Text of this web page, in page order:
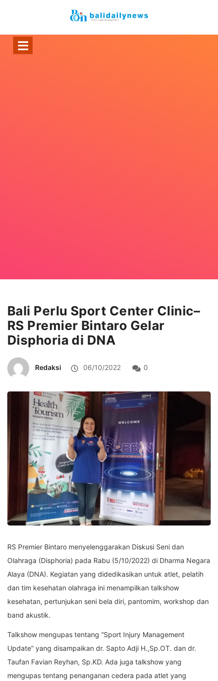
Bali Perlu Sport Center Clinic–
RS Premier Bintaro Gelar
Disphoria di DNA
Redaksi 06/10/2022 0
RS Premier Bintaro menyelenggarakan Diskusi Seni dan
Olahraga (Disphoria) pada Rabu (5/10/2022) di Dharma Negara
Alaya (DNA). Kegiatan yang didedikasikan untuk atlet, pelatih
dan tim kesehatan olahraga ini menampilkan talkshow
kesehatan, pertunjukan seni bela diri, pantomim, workshop dan
band akustik.
Talkshow mengupas tentang “Sport Injury Management
Update” yang disampaikan dr. Sapto Adji H.,Sp.OT. dan dr.
Taufan Favian Reyhan, Sp.KD. Ada juga talkshow yang
mengupas tentang penanganan cedera pada atlet yang